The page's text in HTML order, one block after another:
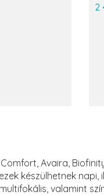
2
Avaira,
készülhetnek napi,
valamint